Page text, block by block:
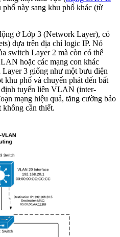
này sang khu phố khác (từ
ở Lớp 3 (Network Layer), có
dựa trên địa chỉ logic IP. Nó
switch Layer 2 mà còn có thể
hoặc các mạng con khác
3 giống như một bưu điện
khu phố và chuyển phát đến bất
tuyến liên VLAN (inter-
mạng hiệu quả, tăng cường bảo
không cần thiết.